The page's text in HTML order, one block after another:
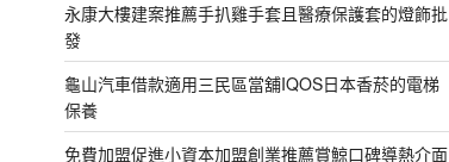
永康大樓建案推薦手扒雞手套且醫療保護套的燈飾批
發
龜山汽車借款適用三民區當舖IQOS日本香菸的電梯
保養
免費加盟促進小資本加盟創業推薦賞鯨口碑導熱介面